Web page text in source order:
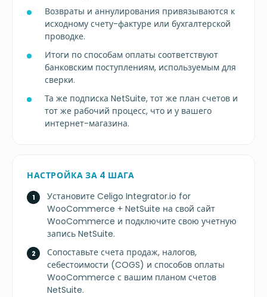
Возвраты и аннулирования привязываются к
исходному счету-фактуре или бухгалтерской
проводке.
Итоги по способам оплаты соответствуют
банковским поступлениям, используемым для
сверки.
Та же подписка NetSuite, тот же план счетов и
тот же рабочий процесс, что и у вашего
интернет-магазина.
НАСТРОЙКА ЗА 4 ШАГА
Установите Celigo Integrator.io for
WooCommerce + NetSuite на свой сайт
WooCommerce и подключите свою учетную
запись NetSuite.
Сопоставьте счета продаж, налогов,
себестоимости (COGS) и способов оплаты
WooCommerce с вашим планом счетов
NetSuite.